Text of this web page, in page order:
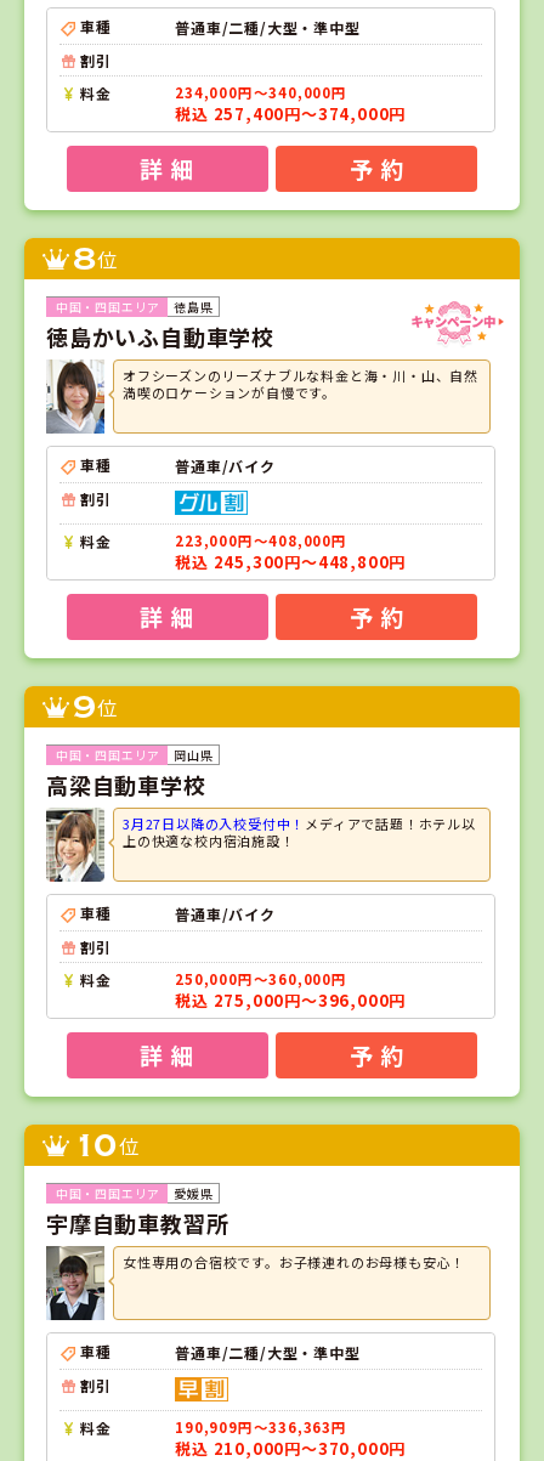
車種
普通車/二種/大型・準中型
割引
料金
234,000円～340,000円
税込 257,400円～374,000円
詳 細 予 約
8位
徳島県
徳島かいふ自動車学校
オフシーズンのリーズナブルな料金と海・川・山、自然
満喫のロケーションが自慢です。
車種
普通車/バイク
割引
料金 223,000円～408,000円
税込 245,300円～448,800円
詳 細 予 約
9位
岡山県
高梁自動車学校
3月27日以降の入校受付中！ メディアで話題！ホテル以
上の快適な校内宿泊施設！
車種
普通車/バイク
割引
料金
250,000円～360,000円
税込 275,000円～396,000円
詳 細 予 約
10位
愛媛県
宇摩自動車教習所
女性専用の合宿校です。お子様連れのお母様も安心！
車種
普通車/二種/大型・準中型
割引
料金 190,909円～336,363円
税込 210,000円～370,000円